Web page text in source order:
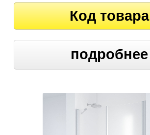
Код товара
подробнее